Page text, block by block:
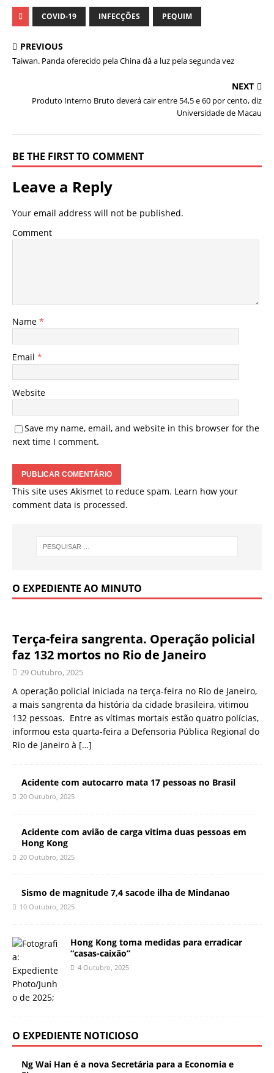
COVID-19 INFECÇÕES PEQUIM
PREVIOUS
Taiwan. Panda oferecido pela China dá a luz pela segunda vez
NEXT
Produto Interno Bruto deverá cair entre 54,5 e 60 por cento, diz
Universidade de Macau
BE THE FIRST TO COMMENT
Leave a Reply
Your email address will not be published.
Comment
Name *
Email *
Website
Save my name, email, and website in this browser for the
next time I comment.
This site uses Akismet to reduce spam. Learn how your
comment data is processed.
O EXPEDIENTE AO MINUTO
Terça-feira sangrenta. Operação policial
faz 132 mortos no Rio de Janeiro
29 Outubro, 2025
A operação policial iniciada na terça-feira no Rio de Janeiro,
a mais sangrenta da história da cidade brasileira, vitimou
132 pessoas. Entre as vítimas mortais estão quatro polícias,
informou esta quarta-feira a Defensoria Pública Regional do
Rio de Janeiro à […]
Acidente com autocarro mata 17 pessoas no Brasil
20 Outubro, 2025
Acidente com avião de carga vitima duas pessoas em
Hong Kong
20 Outubro, 2025
Sismo de magnitude 7,4 sacode ilha de Mindanao
10 Outubro, 2025
Hong Kong toma medidas para erradicar
“casas-caixão”
4 Outubro, 2025
O EXPEDIENTE NOTICIOSO
Ng Wai Han é a nova Secretária para a Economia e